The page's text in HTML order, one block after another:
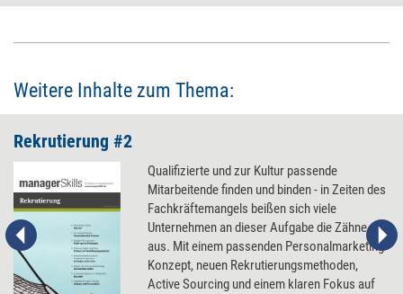
Weitere Inhalte zum Thema:
Rekrutierung #2
Qualifizierte und zur Kultur passende
Mitarbeitende finden und binden - in Zeiten des
Fachkräftemangels beißen sich viele
Unternehmen an dieser Aufgabe die Zähne
aus. Mit einem passenden Personalmarketing-
Konzept, neuen Rekrutierungsmethoden,
Active Sourcing und einem klaren Fokus auf